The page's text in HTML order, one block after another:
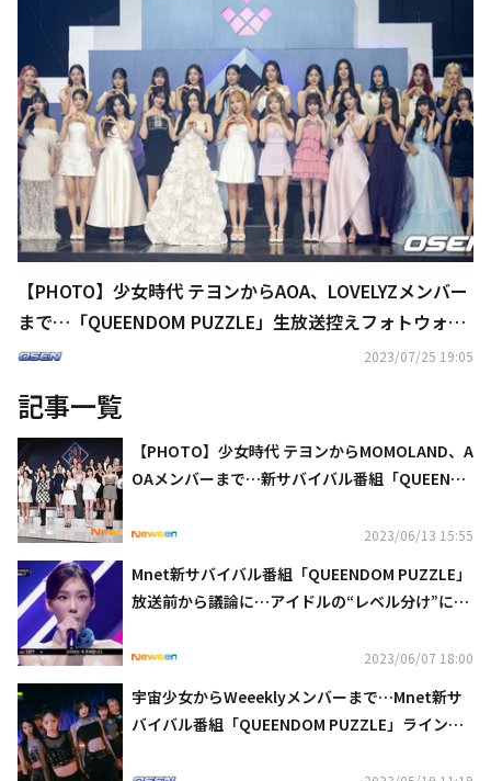
【PHOTO】少女時代 テヨンからAOA、LOVELYZメンバー
まで…「QUEENDOM PUZZLE」生放送控えフォトウォー
ルに出席
2023/07/25 19:05
記事一覧
【PHOTO】少女時代 テヨンからMOMOLAND、A
OAメンバーまで…新サバイバル番組「QUEENDO
2023/06/13 15:55
Mnet新サバイバル番組「QUEENDOM PUZZLE」
放送前から議論に…アイドルの“レベル分け”に批
2023/06/07 18:00
宇宙少女からWeeeklyメンバーまで…Mnet新サ
バイバル番組「QUEENDOM PUZZLE」ラインナ